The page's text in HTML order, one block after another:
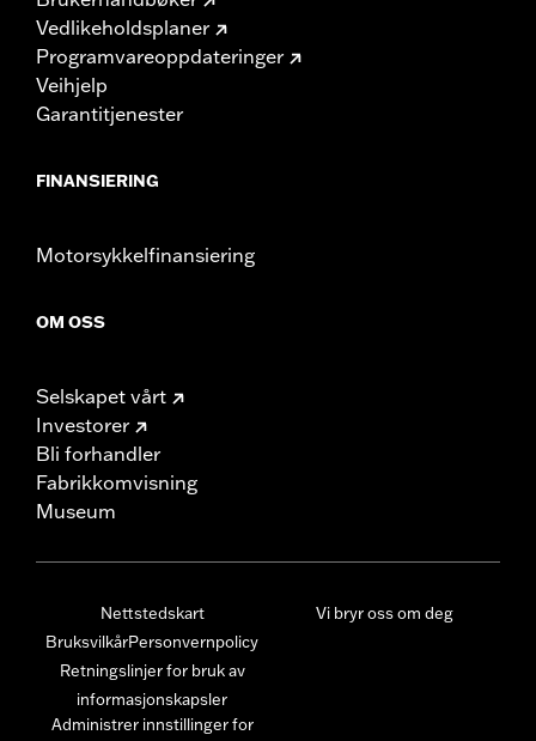
Vedlikeholdsplaner
Programvareoppdateringer
Veihjelp
Garantitjenester
FINANSIERING
Motorsykkelfinansiering
OM OSS
Selskapet vårt
Investorer
Bli forhandler
Fabrikkomvisning
Museum
Nettstedskart
BruksvilkårPersonvernpolicy
Retningslinjer for bruk av
informasjonskapsler
Administrer innstillinger for
Vi bryr oss om deg